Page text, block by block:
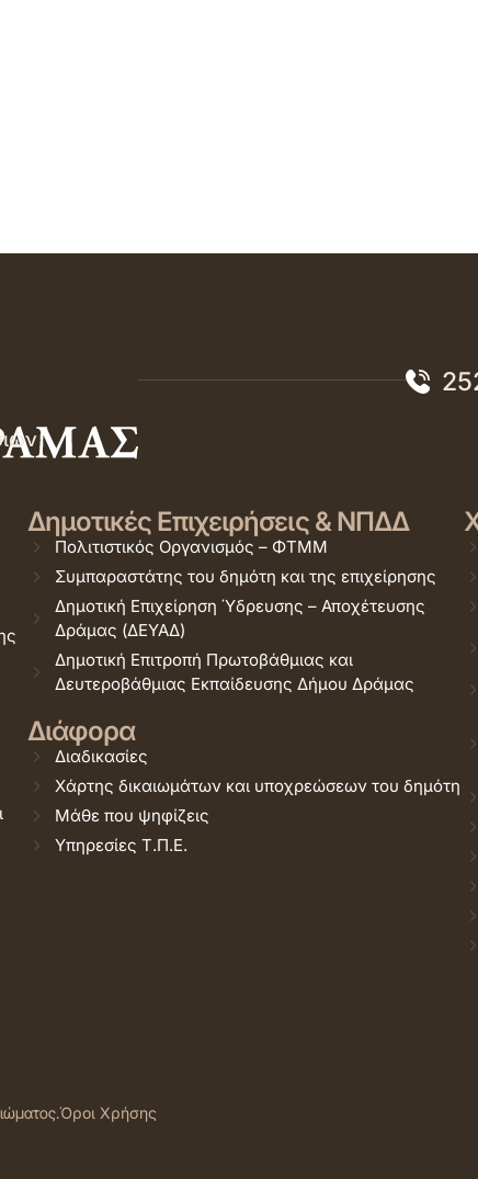
Δημοτικές Επιχειρήσεις & ΝΠΔΔ
Πολιτιστικός Οργανισμός – ΦΤΜΜ
Συμπαραστάτης του δημότη και της επιχείρησης
Δημοτική Επιχείρηση Ύδρευσης – Αποχέτευσης
Δράμας (ΔΕΥΑΔ)
Δημοτική Επιτροπή Πρωτοβάθμιας και
Δευτεροβάθμιας Εκπαίδευσης Δήμου Δράμας
Διάφορα
Διαδικασίες
Χάρτης δικαιωμάτων και υποχρεώσεων του δημότη
Μάθε που ψηφίζεις
Υπηρεσίες Τ.Π.Ε.
Όροι Χρήσης